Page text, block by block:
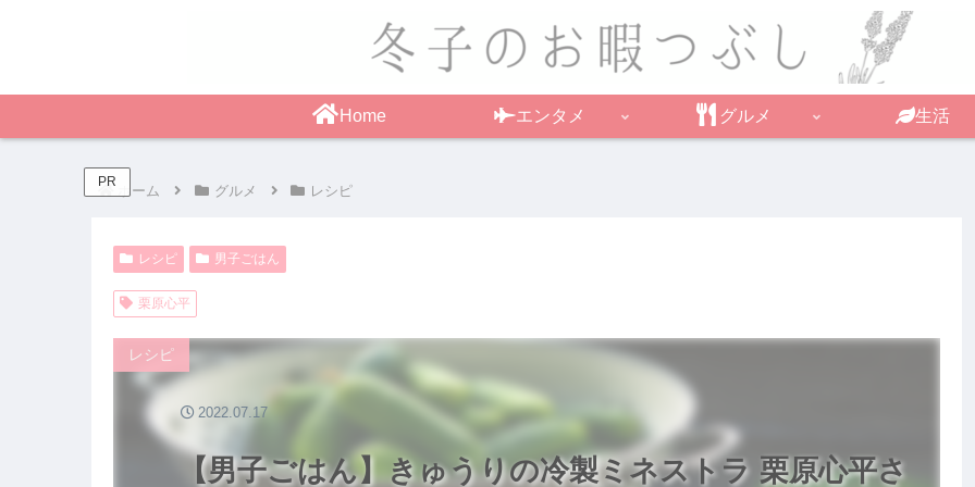
Home エンタメ グルメ 生活
PR
ホーム グルメ レシピ
レシピ 男子ごはん
栗原心平
【男子ごはん】きゅうりの冷製ミネストラ 栗原心平さ
レシピ
2022.07.17